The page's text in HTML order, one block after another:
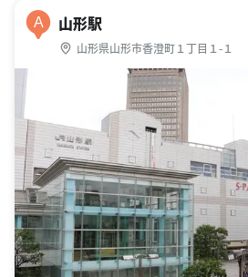
A 山形駅
山形県山形市香澄町１丁目１-１